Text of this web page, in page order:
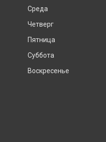
Среда
Четверг
Пятница
Суббота
Воскресенье